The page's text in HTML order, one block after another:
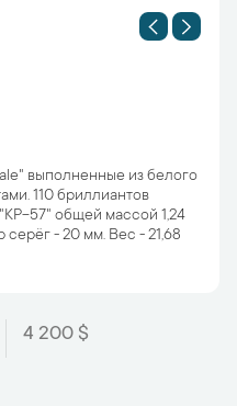
выполненные из белого
110 бриллиантов
57" общей массой 1,24
серёг - 20 мм. Вес - 21,68
4 200 $